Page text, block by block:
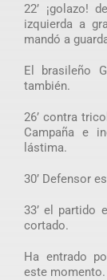
22’ ¡golazo!
izquierda a
mandó a
El brasileño
también.
26’ contra
Campaña e
lástima.
30’ Defensor
33’ el partido
cortado.
Ha entrado
este momento.